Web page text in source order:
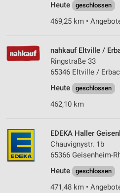
Heute
geschlossen
469,25 km •
nahkauf Eltville /
Ringstraße 33
65346 Eltville /
Heute
geschlossen
462,10 km
EDEKA Haller
Chauvignystr. 1b
65366 Geisenheim-
Heute
geschlossen
471,48 km •